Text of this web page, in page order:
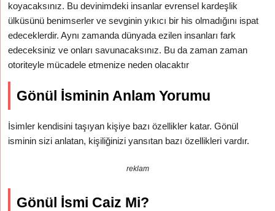
koyacaksınız. Bu devinimdeki insanlar evrensel kardeşlik
ülküsünü benimserler ve sevginin yıkıcı bir his olmadığını ispat
edeceklerdir. Aynı zamanda dünyada ezilen insanları fark
edeceksiniz ve onları savunacaksınız. Bu da zaman zaman
otoriteyle mücadele etmenize neden olacaktır
Gönül İsminin Anlam Yorumu
İsimler kendisini taşıyan kişiye bazı özellikler katar. Gönül
isminin sizi anlatan, kişiliğinizi yansıtan bazı özellikleri vardır.
reklam
Gönül İsmi Caiz Mi?